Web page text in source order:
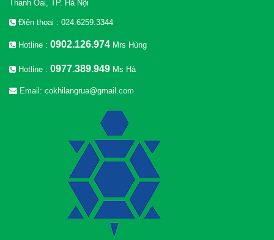
Thanh Oai, TP. Hà Nội
Điện thoại : 024.6259.3344
Hotline : 0902.126.974 Mrs Hùng
Hotline : 0977.389.949 Ms Hà
Email: cokhilangrua@gmail.com